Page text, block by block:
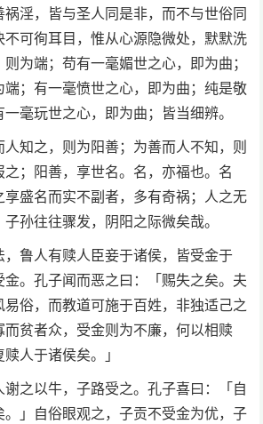
淫，皆与圣人同是非，而不与世俗同
可徇耳目，惟从心源隐微处，默默洗
为端；苟有一毫媚世之心，即为曲；
；有一毫愤世之心，即为曲；纯是敬
毫玩世之心，即为曲；皆当细辨。
知之，则为阳善；为善而人不知，则
；阳善，享世名。名，亦福也。名
盛名而实不副者，多有奇祸；人之无
孙往往骤发，阴阳之际微矣哉。
鲁人有赎人臣妾于诸侯，皆受金于
。孔子闻而恶之曰：「赐失之矣。夫
俗，而教道可施于百姓，非独适己之
贫者众，受金则为不廉，何以相赎
人于诸侯矣。」
之以牛，子路受之。孔子喜曰：「自
」自俗眼观之，子贡不受金为优，子